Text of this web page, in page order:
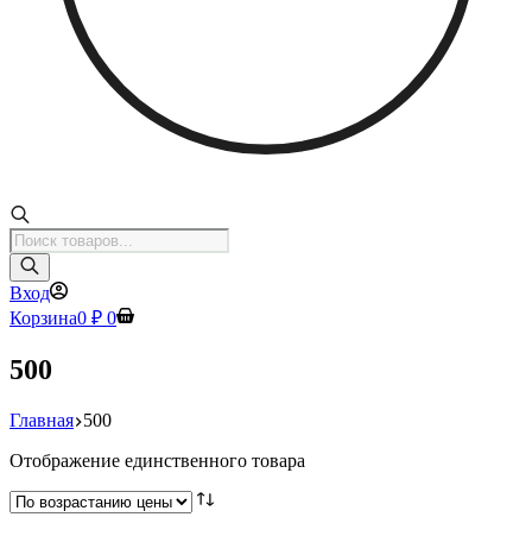
Поиск
товаров
Вход
Корзина0 ₽ 0
500
Главная 500
Отображение единственного товара